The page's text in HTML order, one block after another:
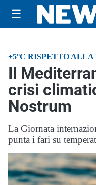
☰
+5°C RISPETTO ALLA
Il
crisi
Nostrum
La Giornata
punta i fari su